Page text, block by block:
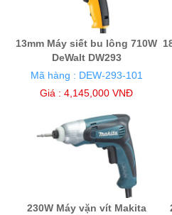
13mm Máy siết bu lông 710W
DeWalt DW293
Mã hàng : DEW-293-101
Giá : 4,145,000 VNĐ
230W Máy vặn vít Makita